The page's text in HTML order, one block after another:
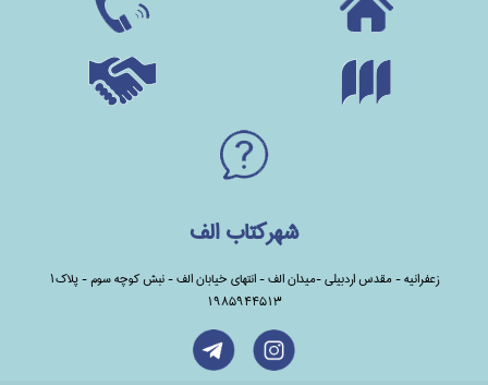
شهرکتاب الف
زعفرانیه - مقدس اردبیلی -میدان الف - انتهای خیابان الف - نبش کوچه سوم - پلاک1
1985944513